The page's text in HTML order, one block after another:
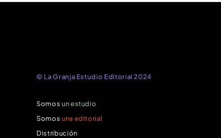
© La Granja Estudio Editorial 2024
Somos un estudio
Somos una editorial
Distribución